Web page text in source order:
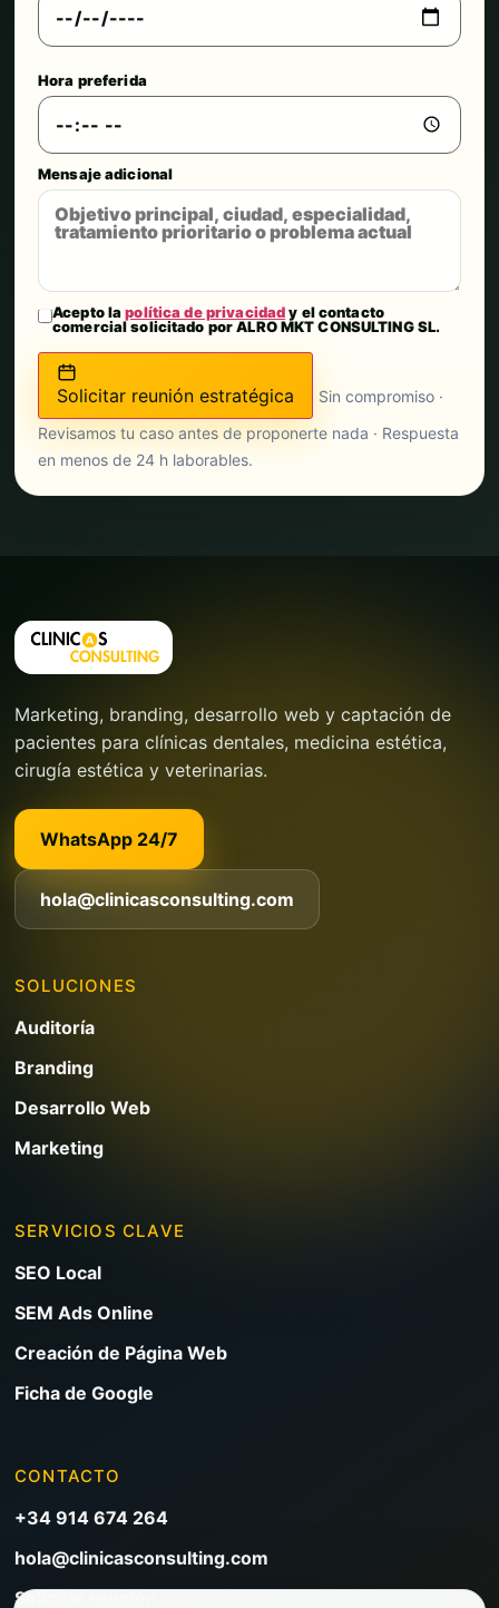
Hora preferida
Mensaje adicional
Acepto lapolítica de privacidady el contacto
comercial solicitado por ALRO MKT CONSULTING SL.
Solicitar reunión estratégica
Sin compromiso ·
Revisamos tu caso antes de proponerte nada · Respuesta
en menos de 24 h laborables.
Marketing, branding, desarrollo web y captación de
pacientes para clínicas dentales, medicina estética,
cirugía estética y veterinarias.
WhatsApp 24/7
hola@clinicasconsulting.com
SOLUCIONES
Auditoría
Branding
Desarrollo Web
Marketing
SERVICIOS CLAVE
SEO Local
SEM Ads Online
Creación de Página Web
Ficha de Google
CONTACTO
+34 914 674 264
hola@clinicasconsulting.com
Solicitar reunión